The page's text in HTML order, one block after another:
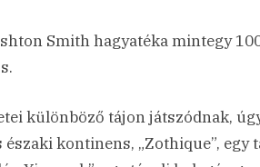
Smith hagyatéka mintegy
különböző tájon játszódnak,
kontinens, „Zothique”, egy